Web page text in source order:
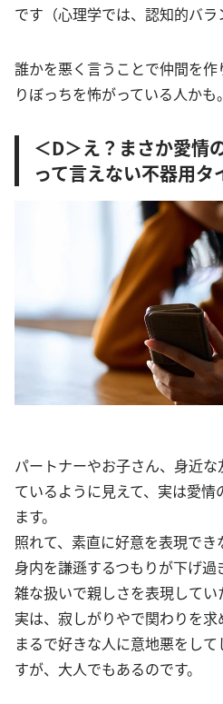
です（心理学では、認知的バラ
誰かを悪く言うことで仲間を
りぼっちを怖がっている人かも。
＜D＞え？まさか愛情
って言えない不器用タ
パートナーやお子さん、身近
ているように見えて、実は愛
ます。
照れて、素直に好意を表現でき
身内を謙遜するつもりが下げ過
雑な扱いで親しさを表現してい
実は、寂しがりやで関わりを求
まるで好きな人に意地悪をし
すが、大人でもあるのです。